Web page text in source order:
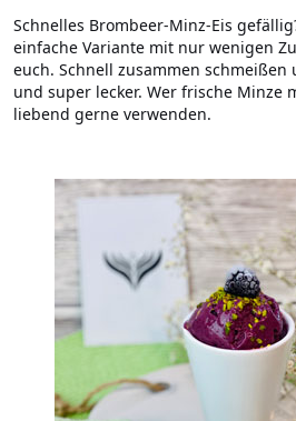
Schnelles Brombeer-Minz-Eis
einfache Variante mit nur wenigen
euch. Schnell zusammen schmeißen
und super lecker. Wer frische Minze
liebend gerne verwenden.